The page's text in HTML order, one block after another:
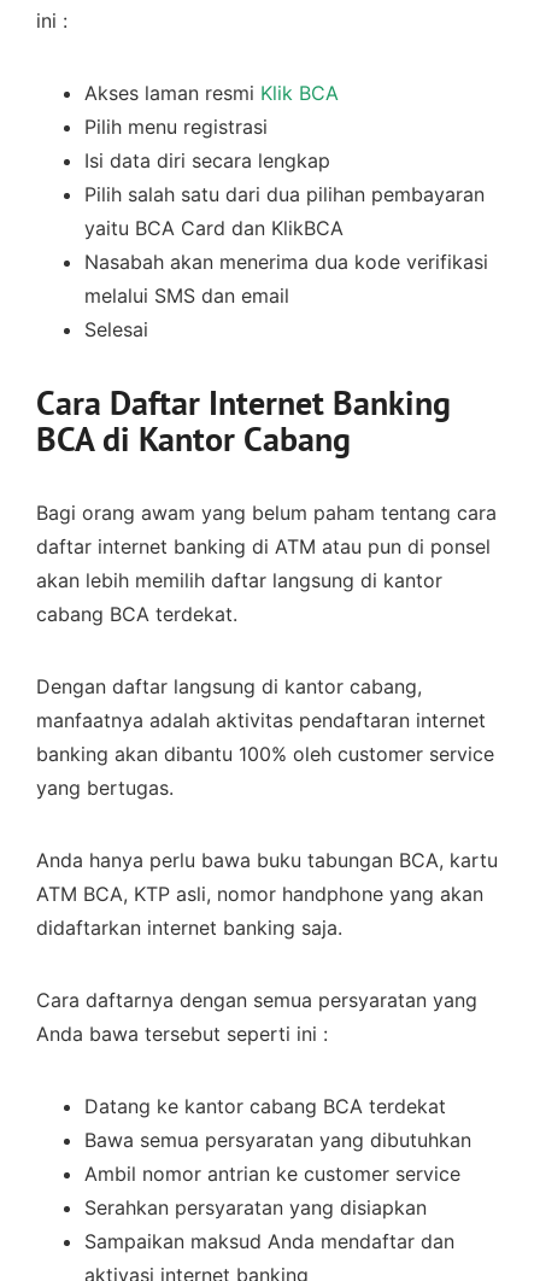
ini :
Akses laman resmi Klik BCA
Pilih menu registrasi
Isi data diri secara lengkap
Pilih salah satu dari dua pilihan pembayaran
yaitu BCA Card dan KlikBCA
Nasabah akan menerima dua kode verifikasi
melalui SMS dan email
Selesai
Cara Daftar Internet Banking
BCA di Kantor Cabang
Bagi orang awam yang belum paham tentang cara
daftar internet banking di ATM atau pun di ponsel
akan lebih memilih daftar langsung di kantor
cabang BCA terdekat.
Dengan daftar langsung di kantor cabang,
manfaatnya adalah aktivitas pendaftaran internet
banking akan dibantu 100% oleh customer service
yang bertugas.
Anda hanya perlu bawa buku tabungan BCA, kartu
ATM BCA, KTP asli, nomor handphone yang akan
didaftarkan internet banking saja.
Cara daftarnya dengan semua persyaratan yang
Anda bawa tersebut seperti ini :
Datang ke kantor cabang BCA terdekat
Bawa semua persyaratan yang dibutuhkan
Ambil nomor antrian ke customer service
Serahkan persyaratan yang disiapkan
Sampaikan maksud Anda mendaftar dan
aktivasi internet banking